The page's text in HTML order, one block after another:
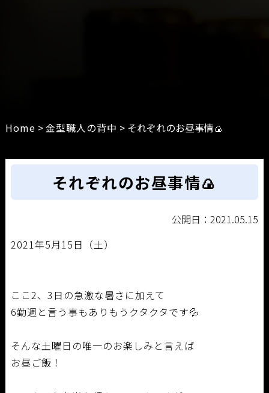
Home >金型職人の背中 > それぞれのお昼事情🍙
それぞれのお昼事情🍙
公開日：2021.05.15
2021年5月15日（土）
ここ2、3日の急激な暑さに加えて
6勤週と言う事もありもうクタクタです💦
そんな土曜日の唯一のお楽しみと言えば
お昼ご飯！